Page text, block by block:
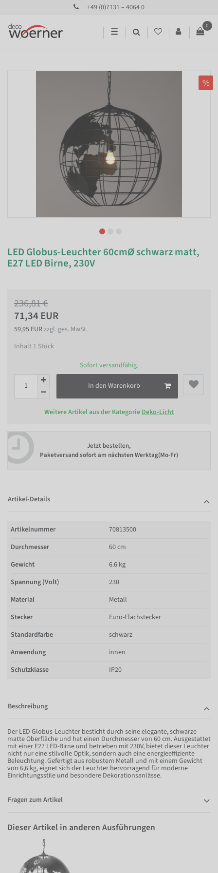
+49 (0)7131 – 4064 0
☰
0
%
LED Globus-Leuchter 60cmØ schwarz matt,
E27 LED Birne, 230V
236,81 €
71,34 EUR
59,95 EURzzgl. ges. MwSt.
Inhalt 1 Stück
Sofort versandfähig.
In den Warenkorb
Weitere Artikel aus der Kategorie Deko-Licht
Jetzt bestellen,
Paketversand sofort am nächsten Werktag(Mo-Fr)
Artikel-Details
Artikelnummer
70813500
Durchmesser
60 cm
Gewicht
6.6 kg
Spannung (Volt)
230
Material
Metall
Stecker
Euro-Flachstecker
Standardfarbe
schwarz
Anwendung
innen
Schutzklasse
IP20
Beschreibung
Der LED Globus-Leuchter besticht durch seine elegante, schwarze
matte Oberfläche und hat einen Durchmesser von 60 cm. Ausgestattet
mit einer E27 LED-Birne und betrieben mit 230V, bietet dieser Leuchter
nicht nur eine stilvolle Optik, sondern auch eine energieeffiziente
Beleuchtung. Gefertigt aus robustem Metall und mit einem Gewicht
von 6,6 kg, eignet sich der Leuchter hervorragend für moderne
Einrichtungsstile und besondere Dekorationsanlässe.
Fragen zum Artikel
Dieser Artikel in anderen Ausführungen